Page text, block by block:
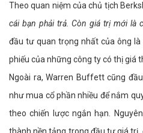
Theo quan niệm của chủ tịch
cái bạn phải trả. Còn giá trị mới là
đầu tư quan trọng nhất của ông
phiếu của những công ty có thị giá
Ngoài ra, Warren Buffett cũng
như mua cổ phần nhiều để nắm
theo chiến lược ngắn hạn.